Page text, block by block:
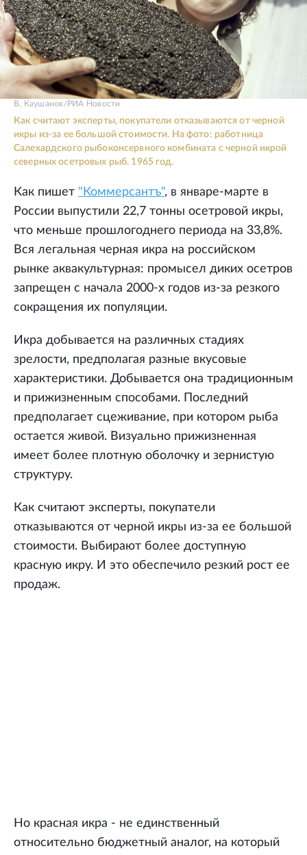
В. Каушанов/РИА Новости
Как считают эксперты, покупатели отказываются от черной
икры из-за ее большой стоимости. На фото: работница
Салехардского рыбоконсервного комбината с черной икрой
северных осетровых рыб. 1965 год.
Как пишет "Коммерсантъ", в январе-марте в
России выпустили 22,7 тонны осетровой икры,
что меньше прошлогоднего периода на 33,8%.
Вся легальная черная икра на российском
рынке аквакультурная: промысел диких осетров
запрещен с начала 2000-х годов из-за резкого
сокращения их популяции.
Икра добывается на различных стадиях
зрелости, предполагая разные вкусовые
характеристики. Добывается она традиционным
и прижизненным способами. Последний
предполагает сцеживание, при котором рыба
остается живой. Визуально прижизненная
имеет более плотную оболочку и зернистую
структуру.
Как считают эксперты, покупатели
отказываются от черной икры из-за ее большой
стоимости. Выбирают более доступную
красную икру. И это обеспечило резкий рост ее
продаж.
Но красная икра - не единственный
относительно бюджетный аналог, на который